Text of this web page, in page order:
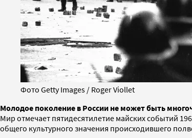
Фото Getty Images / Roger Viollet
Молодое поколение в России не может быть
Мир отмечает пятидесятилетие майских событий
общего культурного значения происходившего